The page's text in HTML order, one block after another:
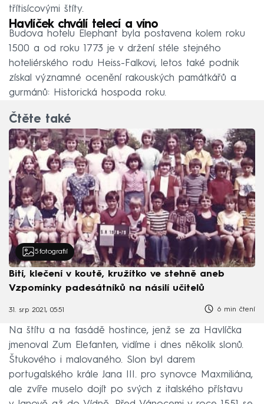
třítisícovými štíty.
Havlíček chválí telecí a víno
Budova hotelu Elephant byla postavena kolem roku
1500 a od roku 1773 je v držení stéle stejného
hoteliérského rodu Heiss-Falkovi, letos také podnik
získal významné ocenění rakouských památkářů a
gurmánů: Historická hospoda roku.
Čtěte také
5 fotografií
Bití, klečení v koutě, kružítko ve stehně aneb
Vzpomínky padesátníků na násilí učitelů
31. srp 2021, 05:51 6 min čtení
Na štítu a na fasádě hostince, jenž se za Havlíčka
jmenoval Zum Elefanten, vidíme i dnes několik slonů.
Štukového i malovaného. Slon byl darem
portugalského krále Jana III. pro synovce Maxmiliána,
ale zvíře muselo dojít po svých z italského přístavu